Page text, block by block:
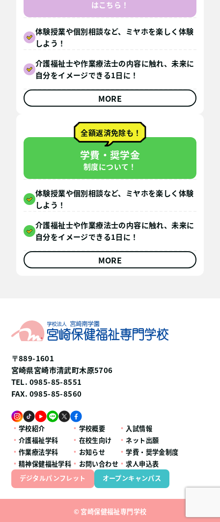
はこちら！
体験授業や個別相談など、ミヤホを楽しく体験
しよう！
介護福祉士や作業療法士の内容に触れ、未来に
自分をイメージできる1日に！
MORE
全額返済免除も！
学費・奨学金
制度について！
体験授業や個別相談など、ミヤホを楽しく体験
しよう！
介護福祉士や作業療法士の内容に触れ、未来に
自分をイメージできる1日に！
MORE
〒889-1601
宮崎県宮崎市清武町木原5706
TEL. 0985-85-8551
FAX. 0985-85-8560
学校紹介
介護福祉学科
作業療法学科
精神保健福祉学科
学校概要
在校生向け
お知らせ
お問い合わせ
入試情報
ネット出願
学費・奨学金制度
求人申込表
デジタルパンフレット
オープンキャンパス
© 宮崎保健福祉専門学校